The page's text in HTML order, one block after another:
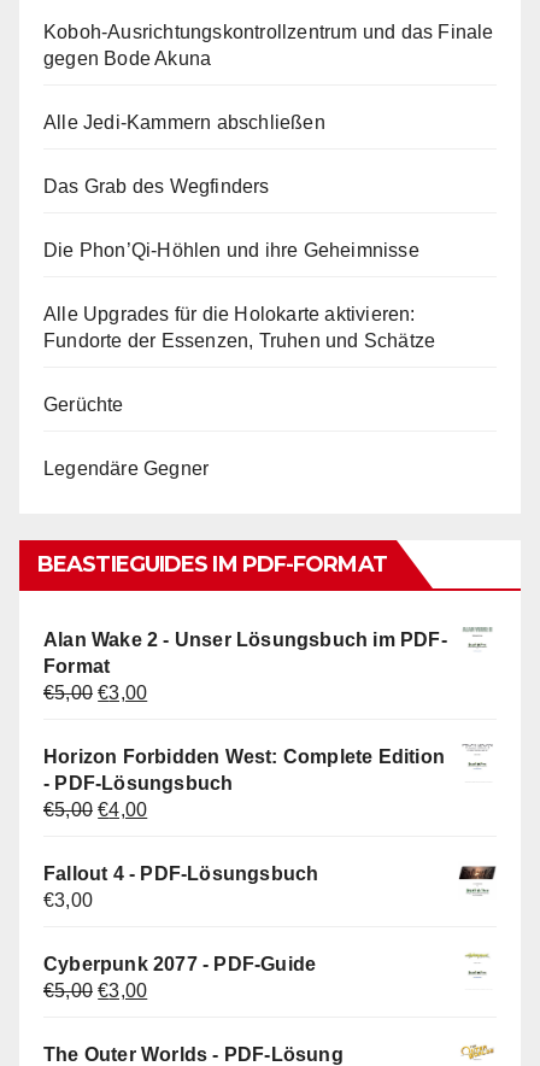
Koboh-Ausrichtungskontrollzentrum und das Finale
gegen Bode Akuna
Alle Jedi-Kammern abschließen
Das Grab des Wegfinders
Die Phon’Qi-Höhlen und ihre Geheimnisse
Alle Upgrades für die Holokarte aktivieren:
Fundorte der Essenzen, Truhen und Schätze
Gerüchte
Legendäre Gegner
BEASTIEGUIDES IM PDF-FORMAT
Alan Wake 2 - Unser Lösungsbuch im PDF-
Format
€5,00 Ursprünglicher
war:
€5,00
€3,00Aktueller
ist:
€3,00.
Horizon Forbidden West: Complete Edition
- PDF-Lösungsbuch
€5,00 Ursprünglicher
war:
€4,00Aktueller
ist:
Fallout 4 - PDF-Lösungsbuch
€3,00
Cyberpunk 2077 - PDF-Guide
€5,00 Ursprünglicher
€3,00Aktueller
ist:
The Outer Worlds - PDF-Lösung